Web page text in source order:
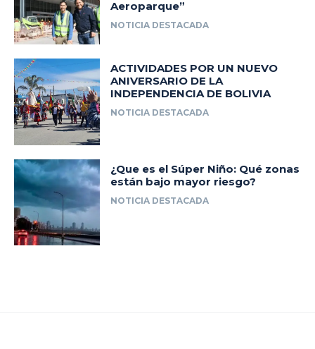
Aeroparque”
NOTICIA DESTACADA
ACTIVIDADES POR UN NUEVO
ANIVERSARIO DE LA
INDEPENDENCIA DE BOLIVIA
NOTICIA DESTACADA
¿Que es el Súper Niño: Qué zonas
están bajo mayor riesgo?
NOTICIA DESTACADA